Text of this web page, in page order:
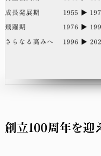
創立100周年を迎